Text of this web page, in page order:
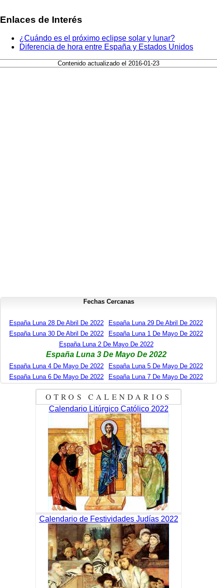
Enlaces de Interés
¿Cuándo es el próximo eclipse solar y lunar?
Diferencia de hora entre España y Estados Unidos
Contenido actualizado el 2016-01-23
Fechas Cercanas
España Luna 28 De Abril De 2022
España Luna 29 De Abril De 2022
España Luna 30 De Abril De 2022
España Luna 1 De Mayo De 2022
España Luna 2 De Mayo De 2022
España Luna 3 De Mayo De 2022
España Luna 4 De Mayo De 2022
España Luna 5 De Mayo De 2022
España Luna 6 De Mayo De 2022
España Luna 7 De Mayo De 2022
OTROS CALENDARIOS
Calendario Litúrgico Católico 2022
Calendario de Festividades Judías 2022